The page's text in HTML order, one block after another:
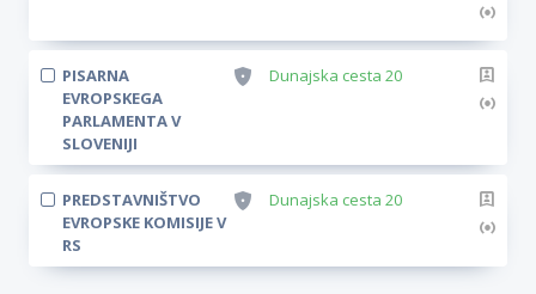
PISARNA
EVROPSKEGA
PARLAMENTA V
SLOVENIJI
Dunajska cesta 20
PREDSTAVNIŠTVO
EVROPSKE KOMISIJE V
RS
Dunajska cesta 20